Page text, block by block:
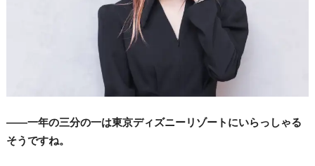
――一年の三分の一は東京ディズニーリゾートにいらっしゃる
そうですね。